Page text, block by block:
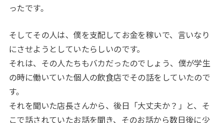
ったです。
そしてその人は、僕を支配してお金を稼いで、言いなり
にさせようとしていたらしいのです。
それは、その人たちもバカだったのでしょう、僕が学生
の時に働いていた個人の飲食店でその話をしていたので
す。
それを聞いた店長さんから、後日「大丈夫か？」と、そ
こで話されていたお話を聞き、そのお話から数日後に少